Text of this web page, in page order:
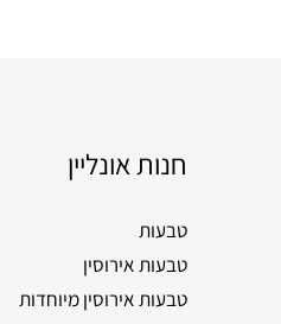
חנות אונליין
טבעות
טבעות אירוסין
טבעות אירוסין מיוחדות